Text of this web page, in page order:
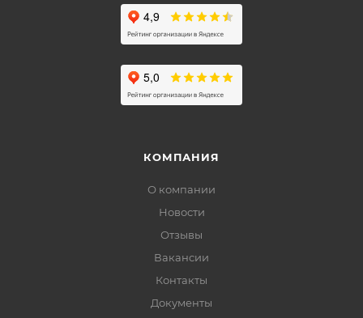
КОМПАНИЯ
О компании
Новости
Отзывы
Вакансии
Контакты
Документы